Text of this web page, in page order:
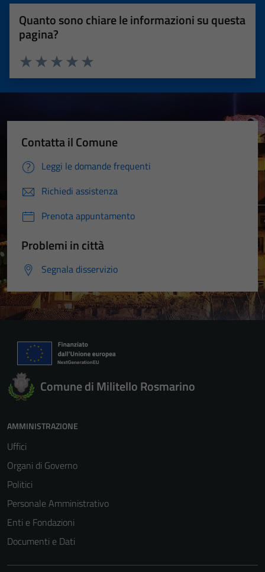
Quanto sono chiare le informazioni su questa
pagina?
Valuta 5 stelle su 5
Valuta 4 stelle su 5
Valuta 3 stelle su 5
Valuta 2 stelle su 5
Valuta 1 stelle su 5
Contatta il Comune
Leggi le domande frequenti
Richiedi assistenza
Prenota appuntamento
Problemi in città
Segnala disservizio
Comune di Militello Rosmarino
AMMINISTRAZIONE
Uffici
Organi di Governo
Politici
Personale Amministrativo
Enti e Fondazioni
Documenti e Dati